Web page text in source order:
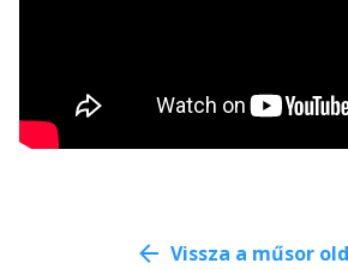
Vissza a műsor